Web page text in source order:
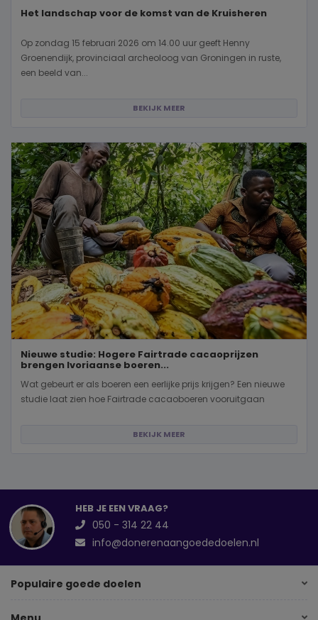
Het landschap voor de komst van de Kruisheren
Op zondag 15 februari 2026 om 14.00 uur geeft Henny
Groenendijk, provinciaal archeoloog van Groningen in ruste,
een beeld van...
BEKIJK MEER
Nieuwe studie: Hogere Fairtrade cacaoprijzen
brengen Ivoriaanse boeren...
Wat gebeurt er als boeren een eerlijke prijs krijgen? Een nieuwe
studie laat zien hoe Fairtrade cacaoboeren vooruitgaan
BEKIJK MEER
HEB JE EEN VRAAG?
050 - 314 22 44
info@donerenaangoededoelen.nl
Populaire goede doelen